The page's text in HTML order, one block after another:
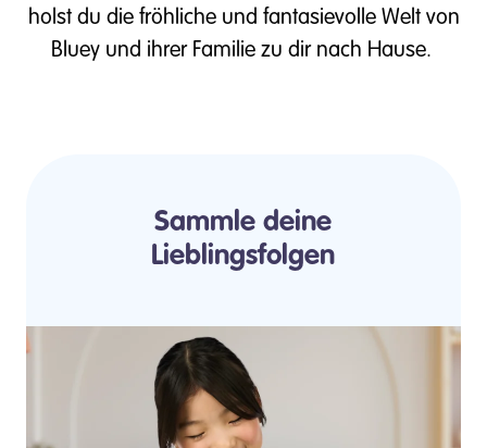
holst du die fröhliche und fantasievolle Welt von
Bluey und ihrer Familie zu dir nach Hause.
Sammle deine
Lieblingsfolgen